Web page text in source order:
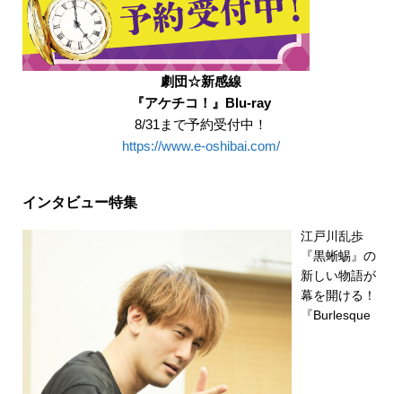
劇団☆新感線
『アケチコ！』Blu-ray
8/31まで予約受付中！
https://www.e-oshibai.com/
インタビュー特集
江戸川乱歩
『黒蜥蜴』の
新しい物語が
幕を開ける！
『Burlesque